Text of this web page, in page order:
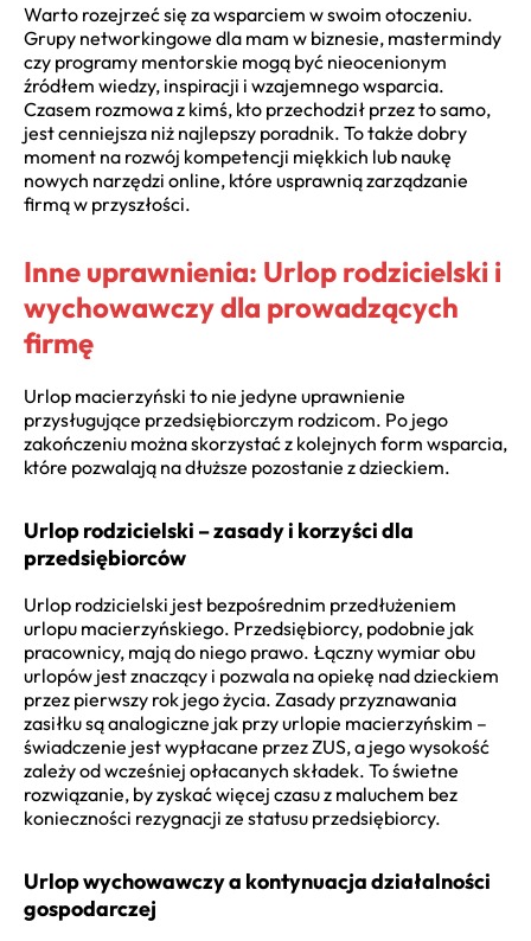
Warto rozejrzeć się za wsparciem w swoim otoczeniu.
Grupy networkingowe dla mam w biznesie, mastermindy
czy programy mentorskie mogą być nieocenionym
źródłem wiedzy, inspiracji i wzajemnego wsparcia.
Czasem rozmowa z kimś, kto przechodził przez to samo,
jest cenniejsza niż najlepszy poradnik. To także dobry
moment na rozwój kompetencji miękkich lub naukę
nowych narzędzi online, które usprawnią zarządzanie
firmą w przyszłości.
Inne uprawnienia: Urlop rodzicielski i
wychowawczy dla prowadzących
firmę
Urlop macierzyński to nie jedyne uprawnienie
przysługujące przedsiębiorczym rodzicom. Po jego
zakończeniu można skorzystać z kolejnych form wsparcia,
które pozwalają na dłuższe pozostanie z dzieckiem.
Urlop rodzicielski – zasady i korzyści dla
przedsiębiorców
Urlop rodzicielski jest bezpośrednim przedłużeniem
urlopu macierzyńskiego. Przedsiębiorcy, podobnie jak
pracownicy, mają do niego prawo. Łączny wymiar obu
urlopów jest znaczący i pozwala na opiekę nad dzieckiem
przez pierwszy rok jego życia. Zasady przyznawania
zasiłku są analogiczne jak przy urlopie macierzyńskim –
świadczenie jest wypłacane przez ZUS, a jego wysokość
zależy od wcześniej opłacanych składek. To świetne
rozwiązanie, by zyskać więcej czasu z maluchem bez
konieczności rezygnacji ze statusu przedsiębiorcy.
Urlop wychowawczy a kontynuacja działalności
gospodarczej